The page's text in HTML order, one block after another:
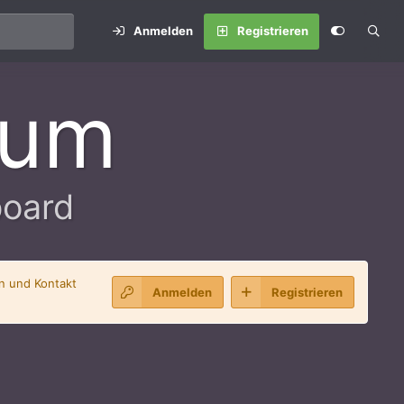
Anmelden Registrieren
und Kontakt
Anmelden Registrieren